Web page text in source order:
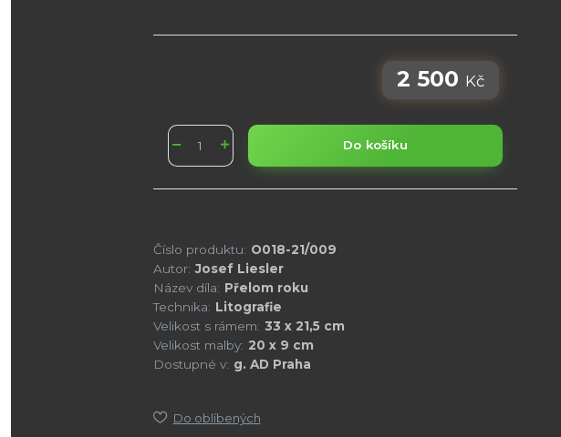
2 500 Kč
Do košíku
Číslo produktu: O018-21/009
Autor: Josef Liesler
Název díla: Přelom roku
Technika: Litografie
Velikost s rámem: 33 x 21,5 cm
Velikost malby: 20 x 9 cm
Dostupné v: g. AD Praha
Do oblíbených